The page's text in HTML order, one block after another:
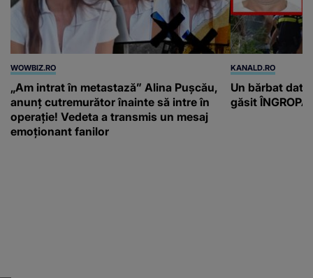
WOWBIZ.RO
„Am intrat în metastază” Alina Pușcău,
anunț cutremurător înainte să intre în
operație! Vedeta a transmis un mesaj
emoționant fanilor
KANALD.RO
Un bărbat dat
găsit